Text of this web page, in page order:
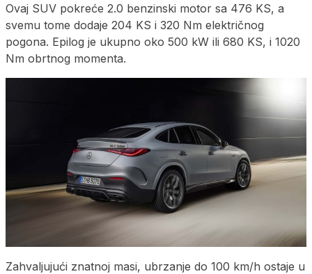
Ovaj SUV pokreće 2.0 benzinski motor sa 476 KS, a
svemu tome dodaje 204 KS i 320 Nm električnog
pogona. Epilog je ukupno oko 500 kW ili 680 KS, i 1020
Nm obrtnog momenta.
Zahvaljujući znatnoj masi, ubrzanje do 100 km/h ostaje u